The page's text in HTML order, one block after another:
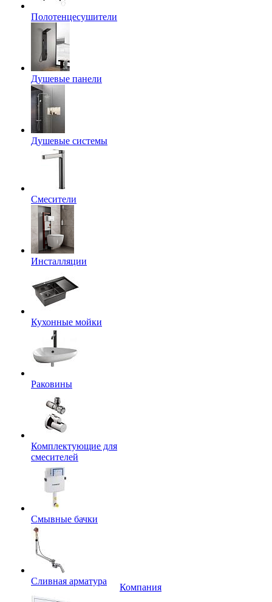
Полотенцесушители
Душевые панели
Душевые системы
Смесители
Инсталляции
Кухонные мойки
Раковины
Комплектующие для
смесителей
Смывные бачки
Сливная арматура
Компания